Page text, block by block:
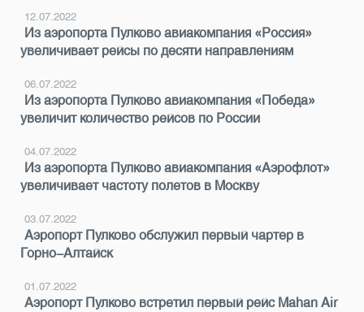
12.07.2022
Из аэропорта Пулково авиакомпания «Россия»
увеличивает рейсы по десяти направлениям
06.07.2022
Из аэропорта Пулково авиакомпания «Победа»
увеличит количество рейсов по России
04.07.2022
Из аэропорта Пулково авиакомпания «Аэрофлот»
увеличивает частоту полетов в Москву
03.07.2022
Аэропорт Пулково обслужил первый чартер в
Горно-Алтайск
01.07.2022
Аэропорт Пулково встретил первый рейс Mahan Air